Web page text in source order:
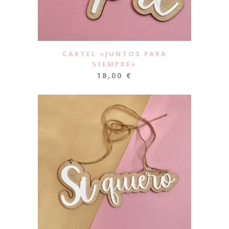
CARTEL «JUNTOS PARA
SIEMPRE»
18,00 €